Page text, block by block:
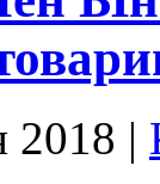
2018 |